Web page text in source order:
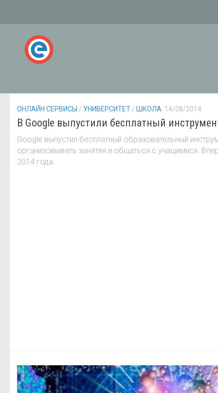
ОНЛАЙН СЕРВИСЫ / УНИВЕРСИТЕТ / ШКОЛА 14/08/2014
В Google выпустили бесплатный
Google выпустил бесплатный образовательный
организовывать занятия и общаться с учащимися.
2014 года.